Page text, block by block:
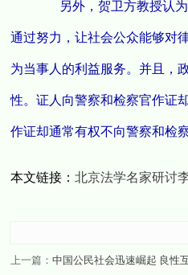
另外，贺卫方教授认为
通过努力，让社会公众能够对
为当事人的利益服务。并且，
性。证人向警察和检察官作证
作证却通常有权不向警察和检
本文链接： 北京法学名家研讨
上一篇： 中国公民社会迅速崛起 良性